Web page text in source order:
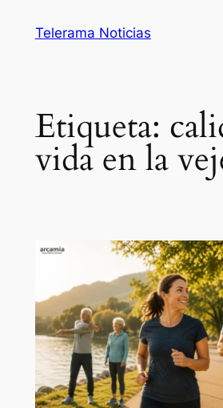
Telerama Noticias
Etiqueta:
vida en la